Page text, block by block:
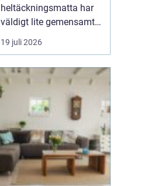
heltäckningsmatta har
väldigt lite gemensamt
med de plastiga,
svårstädade varianterna
och 80-talet. I dag
handlar textilgolv om
design, komfort och
smarta material som
både är slitstarka och
lättskötta. För den som
leta...
19 juli 2026